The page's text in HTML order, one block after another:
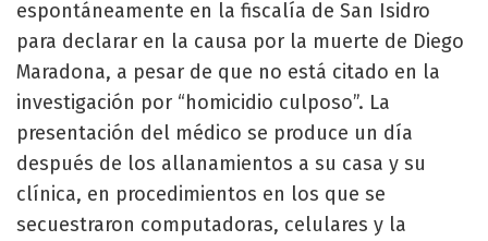
espontáneamente en la fiscalía de San Isidro
para declarar en la causa por la muerte de Diego
Maradona, a pesar de que no está citado en la
investigación por “homicidio culposo”. La
presentación del médico se produce un día
después de los allanamientos a su casa y su
clínica, en procedimientos en los que se
secuestraron computadoras, celulares y la